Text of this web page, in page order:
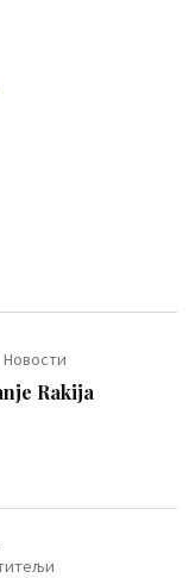
Новости
Rakija